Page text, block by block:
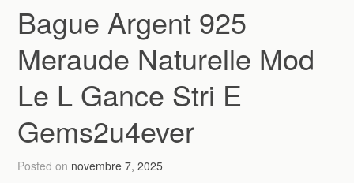
Bague Argent 925
Meraude Naturelle Mod
Le L Gance Stri E
Gems2u4ever
Posted on novembre 7, 2025